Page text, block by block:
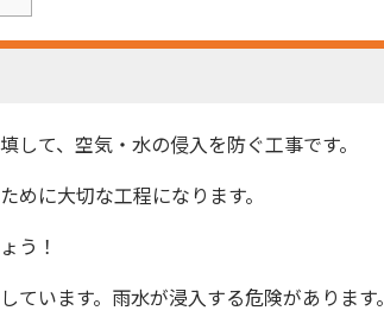
て、空気・水の侵入を防ぐ工事です。
に大切な工程になります。
う！
います。雨水が浸入する危険があります。